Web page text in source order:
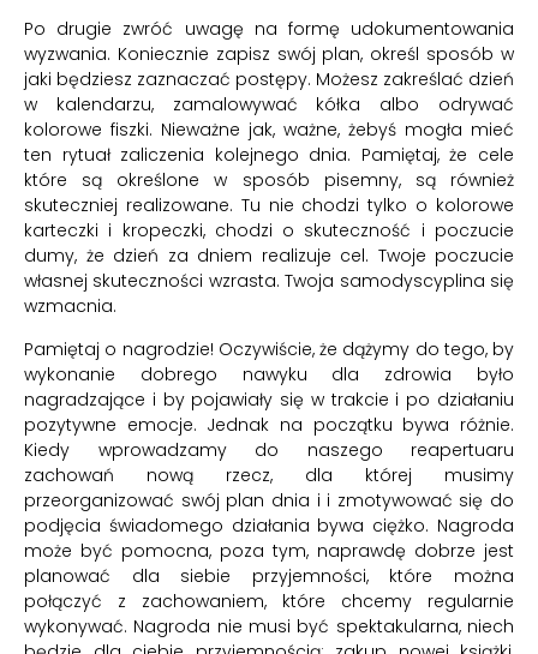
Po drugie zwróć uwagę na formę udokumentowania
wyzwania. Koniecznie zapisz swój plan, określ sposób w
jaki będziesz zaznaczać postępy. Możesz zakreślać dzień
w kalendarzu, zamalowywać kółka albo odrywać
kolorowe fiszki. Nieważne jak, ważne, żebyś mogła mieć
ten rytuał zaliczenia kolejnego dnia. Pamiętaj, że cele
które są określone w sposób pisemny, są również
skuteczniej realizowane. Tu nie chodzi tylko o kolorowe
karteczki i kropeczki, chodzi o skuteczność i poczucie
dumy, że dzień za dniem realizuje cel. Twoje poczucie
własnej skuteczności wzrasta. Twoja samodyscyplina się
wzmacnia.
Pamiętaj o nagrodzie! Oczywiście, że dążymy do tego, by
wykonanie dobrego nawyku dla zdrowia było
nagradzające i by pojawiały się w trakcie i po działaniu
pozytywne emocje. Jednak na początku bywa różnie.
Kiedy wprowadzamy do naszego reapertuaru
zachowań nową rzecz, dla której musimy
przeorganizować swój plan dnia i i zmotywować się do
podjęcia świadomego działania bywa ciężko. Nagroda
może być pomocna, poza tym, naprawdę dobrze jest
planować dla siebie przyjemności, które można
połączyć z zachowaniem, które chcemy regularnie
wykonywać. Nagroda nie musi być spektakularna, niech